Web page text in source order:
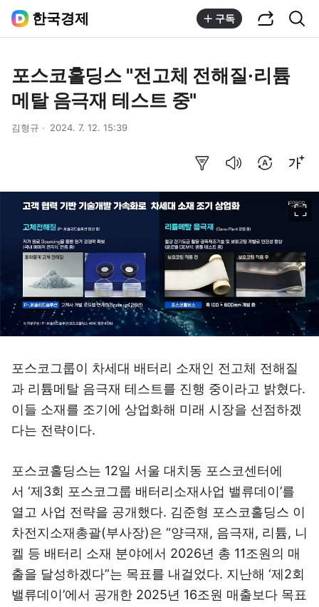
한국경제 구독
포스코홀딩스 "전고체 전해질·리튬
메탈 음극재 테스트 중"
김형규 2024. 7. 12. 15:39
포스코그룹이 차세대 배터리 소재인 전고체 전해질
과 리튬메탈 음극재 테스트를 진행 중이라고 밝혔다.
이들 소재를 조기에 상업화해 미래 시장을 선점하겠
다는 전략이다.
포스코홀딩스는 12일 서울 대치동 포스코센터에
서 ‘제3회 포스코그룹 배터리소재사업 밸류데이’를
열고 사업 전략을 공개했다. 김준형 포스코홀딩스 이
차전지소재총괄(부사장)은 “양극재, 음극재, 리튬, 니
켈 등 배터리 소재 분야에서 2026년 총 11조원의 매
출을 달성하겠다”는 목표를 내걸었다. 지난해 ‘제2회
밸류데이’에서 공개한 2025년 16조원 매출보다 목표